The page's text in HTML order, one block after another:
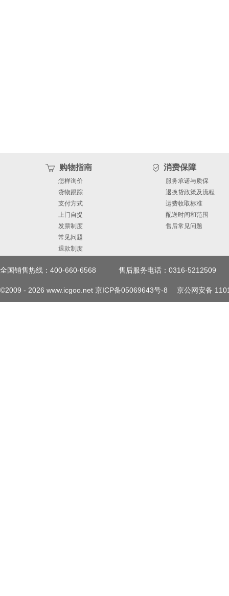
购物指南
怎样询价
货物跟踪
支付方式
上门自提
发票制度
常见问题
退款制度
消费保障
服务承诺与质保
退换货政策及流程
运费收取标准
配送时间和范围
售后常见问题
全国销售热线：400-660-6568 售后服务电话：0316-5212509
©2009 - 2026 www.icgoo.net 京ICP备05069643号-8 京公网安备